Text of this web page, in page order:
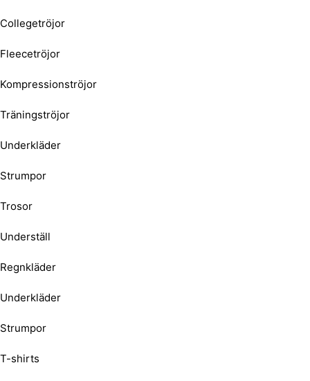
Collegetröjor
Fleecetröjor
Kompressionströjor
Träningströjor
Underkläder
Strumpor
Trosor
Underställ
Regnkläder
Underkläder
Strumpor
T-shirts